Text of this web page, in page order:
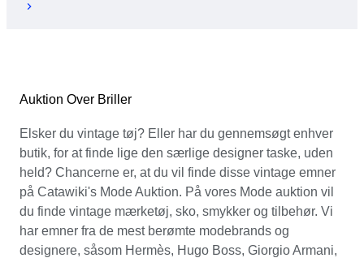
Auktion Over Briller
Elsker du vintage tøj? Eller har du gennemsøgt enhver
butik, for at finde lige den særlige designer taske, uden
held? Chancerne er, at du vil finde disse vintage emner
på Catawiki's Mode Auktion. På vores Mode auktion vil
du finde vintage mærketøj, sko, smykker og tilbehør. Vi
har emner fra de mest berømte modebrands og
designere, såsom Hermès, Hugo Boss, Giorgio Armani,